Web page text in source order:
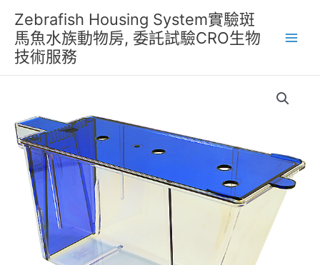
Zebrafish Housing System實驗斑
馬魚水族動物房, 委託試驗CRO生物
技術服務